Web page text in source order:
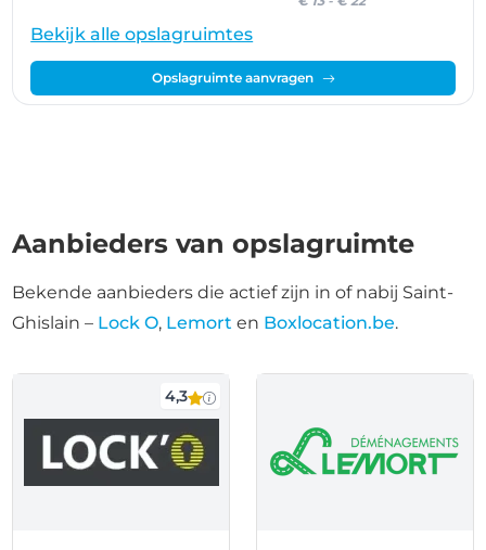
Bekijk alle opslagruimtes
Opslagruimte aanvragen
Aanbieders van opslagruimte
Bekende aanbieders die actief zijn in of nabij Saint-
Ghislain – Lock O, Lemort en Boxlocation.be.
4,3